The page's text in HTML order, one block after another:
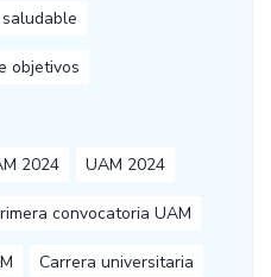
objetivos
2024 UAM 2024
convocatoria UAM
Carrera universitaria